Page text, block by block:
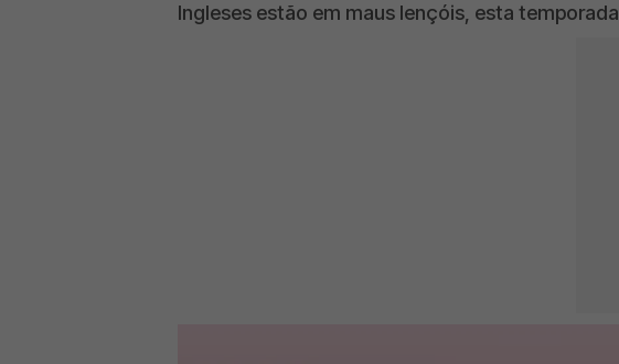
Ingleses estão em maus lençóis, esta temporada